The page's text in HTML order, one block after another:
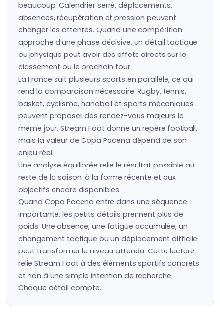
beaucoup. Calendrier serré, déplacements,
absences, récupération et pression peuvent
changer les attentes. Quand une compétition
approche d’une phase décisive, un détail tactique
ou physique peut avoir des effets directs sur le
classement ou le prochain tour.
La France suit plusieurs sports en parallèle, ce qui
rend la comparaison nécessaire. Rugby, tennis,
basket, cyclisme, handball et sports mécaniques
peuvent proposer des rendez-vous majeurs le
même jour. Stream Foot donne un repère football,
mais la valeur de Copa Pacena dépend de son
enjeu réel.
Une analyse équilibrée relie le résultat possible au
reste de la saison, à la forme récente et aux
objectifs encore disponibles.
Quand Copa Pacena entre dans une séquence
importante, les petits détails prennent plus de
poids. Une absence, une fatigue accumulée, un
changement tactique ou un déplacement difficile
peut transformer le niveau attendu. Cette lecture
relie Stream Foot à des éléments sportifs concrets
et non à une simple intention de recherche.
Chaque détail compte.